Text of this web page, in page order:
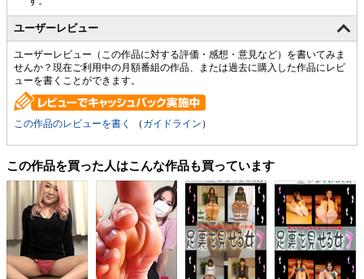
ユーザーレビュー
ユーザーレビュー（この作品に対する評価・感想・意見など）を書いてみま
せんか？現在ご利用中の月額番組の作品、または過去に購入した作品にレビ
ューを書くことができます。
この作品のレビューを書く （ ガイドライン ）
この作品を買った人はこんな作品も買っています